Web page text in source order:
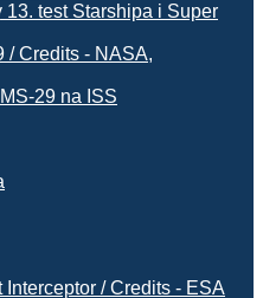
13. test Starshipa i Super
29 na ISS